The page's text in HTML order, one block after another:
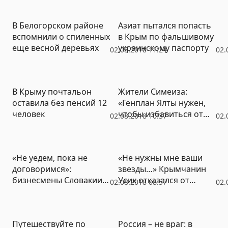
02.08.2018 11:24
В Белогорском районе
вспомнили о спиленных
еще весной деревьях
Азиат пытался попасть
в Крым по фальшивому
украинскому паспорту
02.08.2018 10:37
В Крыму почтальон
оставила без пенсий 12
человек
Жители Симеиза:
«Генплан Ялты нужен,
чтобы избавиться от
02.08.2018 08:57
«Не уедем, пока не
договоримся»:
бизнесмены Словакии
«Не нужны мне ваши
звезды…» Крымчанин
Усик отказался от
Путешествуйте по
Россия – не враг: в